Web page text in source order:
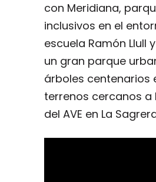
con Meridiana,
inclusivos en el
escuela Ramón Llull
un gran parque
árboles centenarios
terrenos cercanos a
del AVE en La